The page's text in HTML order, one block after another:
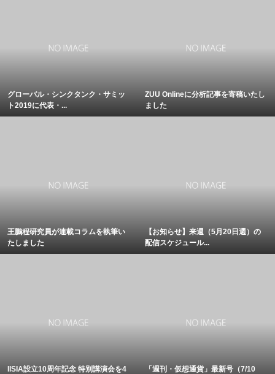
グローバル・シンクタンク・サミッ
ト2019に代表・...
ZUU Onlineに分析記事を寄稿いたし
ました
王鵬程研究員が連載コラムを執筆い
たしました
【お知らせ】来週（5月20日週）の
配信スケジュール...
IISIA設立10周年記念 特別講演会を4
「週刊・仮想通貨」最新号（7/10